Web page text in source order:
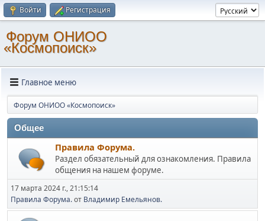
Войти Регистрация
Форум ОНИОО
«Космопоиск»
Главное меню
Форум ОНИОО «Космопоиск»
Общее
Правила Форума.
Раздел обязательный для ознакомления. Правила
общения на нашем форуме.
17 марта 2024 г., 21:15:14
Правила Форума.от Владимир Емельянов.